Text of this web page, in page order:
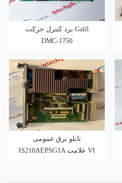
برد کنترل حرکت Galil
DMC-1750
تابلو برق عمومی
IS210AEPSG1A علامت VI